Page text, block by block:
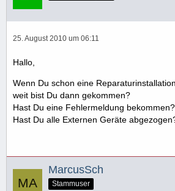
25. August 2010 um 06:11
Hallo,
Wenn Du schon eine
weit bist Du dann gekommen?
Hast Du eine Fehlermeldung bekommen?
Hast Du alle Externen Geräte
MarcusSch
Stammuser